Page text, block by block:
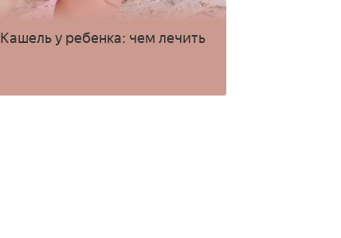
Кашель у ребенка: чем лечить